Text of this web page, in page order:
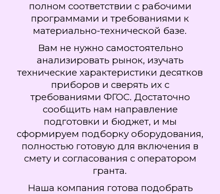
полном соответствии с рабочими
программами и требованиями к
материально-технической базе.
Вам не нужно самостоятельно
анализировать рынок, изучать
технические характеристики десятков
приборов и сверять их с
требованиями ФГОС. Достаточно
сообщить нам направление
подготовки и бюджет, и мы
сформируем подборку оборудования,
полностью готовую для включения в
смету и согласования с оператором
гранта.
Наша компания готова подобрать